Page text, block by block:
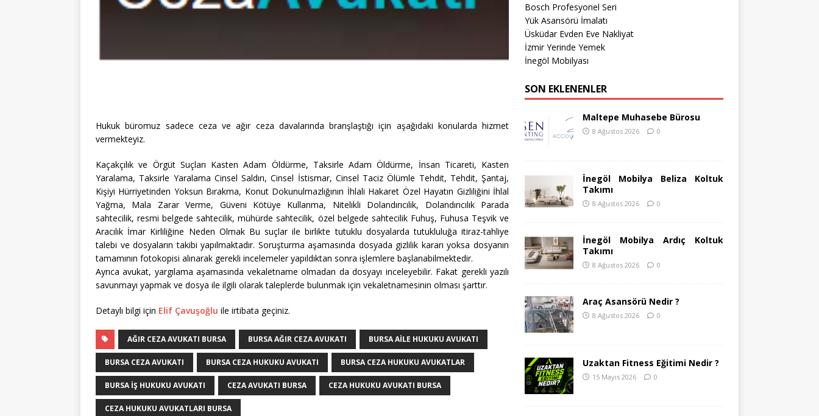
Hukuk büromuz sadece ceza ve ağır ceza davalarında branşlaştığı için aşağıdaki konularda hizmet
vermekteyiz.
Kaçakçılık ve Örgüt Suçları Kasten Adam Öldürme, Taksirle Adam Öldürme, İnsan Ticareti, Kasten
Yaralama, Taksirle Yaralama Cinsel Saldırı, Cinsel İstismar, Cinsel Taciz Ölümle Tehdit, Tehdit, Şantaj,
Kişiyi Hürriyetinden Yoksun Bırakma, Konut Dokunulmazlığının İhlali Hakaret Özel Hayatın Gizliliğini İhlal
Yağma, Mala Zarar Verme, Güveni Kötüye Kullanma, Nitelikli Dolandırıcılık, Dolandırıcılık Parada
sahtecilik, resmi belgede sahtecilik, mühürde sahtecilik, özel belgede sahtecilik Fuhuş, Fuhusa Teşvik ve
Aracılık İmar Kirliliğine Neden Olmak Bu suçlar ile birlikte tutuklu dosyalarda tutukluluğa itiraz-tahliye
talebi ve dosyaların takibi yapılmaktadır. Soruşturma aşamasında dosyada gizlilik kararı yoksa dosyanın
tamamının fotokopisi alınarak gerekli incelemeler yapıldıktan sonra işlemlere başlanabilmektedir.
Ayrıca avukat, yargılama aşamasında vekaletname olmadan da dosyayı inceleyebilir. Fakat gerekli yazılı
savunmayı yapmak ve dosya ile ilgili olarak taleplerde bulunmak için vekaletnamesinin olması şarttır.
Detaylı bilgi için Elif Çavuşoğlu ile irtibata geçiniz.
AĞIR CEZA AVUKATI BURSA BURSA AĞIR CEZA AVUKATI BURSA AILE HUKUKU AVUKATI
BURSA CEZA AVUKATI BURSA CEZA HUKUKU AVUKATI BURSA CEZA HUKUKU AVUKATLAR
BURSA İŞ HUKUKU AVUKATI CEZA AVUKATI BURSA CEZA HUKUKU AVUKATI BURSA
CEZA HUKUKU AVUKATLARI BURSA
Bosch Profesyonel Seri
Yük Asansörü İmalatı
Üsküdar Evden Eve Nakliyat
İzmir Yerinde Yemek
İnegöl Mobilyası
SON EKLENENLER
Maltepe Muhasebe Bürosu
8 Ağustos 2026 0
İnegöl Mobilya Beliza Koltuk
Takımı
8 Ağustos 2026 0
İnegöl Mobilya Ardıç Koltuk
Takımı
8 Ağustos 2026 0
Araç Asansörü Nedir ?
8 Ağustos 2026 0
Uzaktan Fitness Eğitimi Nedir ?
15 Mayıs 2026 0